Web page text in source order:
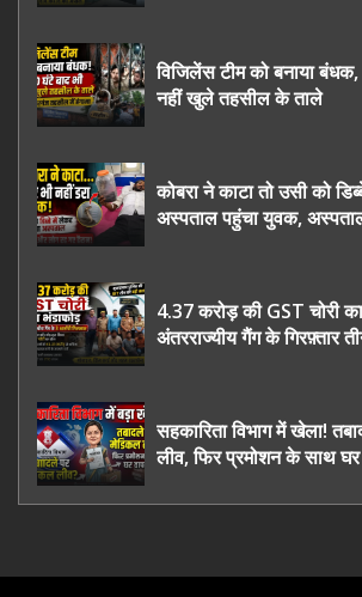
विजिलेंस टीम को बनाया
नहीं खुले तहसील के ताले
कोबरा ने काटा तो उसी को
अस्पताल पहुंचा युवक,
4.37 करोड़ की GST चोरी
अंतरराज्यीय गैंग के गिरफ़्तार
सहकारिता विभाग में खेला!
लीव, फिर प्रमोशन के साथ घर